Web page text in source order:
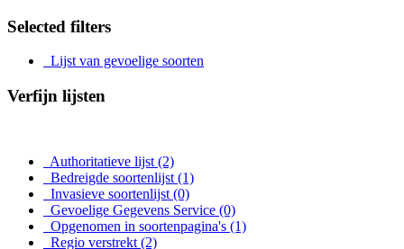
Selected filters
Lijst van gevoelige soorten
Verfijn lijsten
Authoritatieve lijst (2)
Bedreigde soortenlijst (1)
Invasieve soortenlijst (0)
Gevoelige Gegevens Service (0)
Opgenomen in soortenpagina's (1)
Regio verstrekt (2)